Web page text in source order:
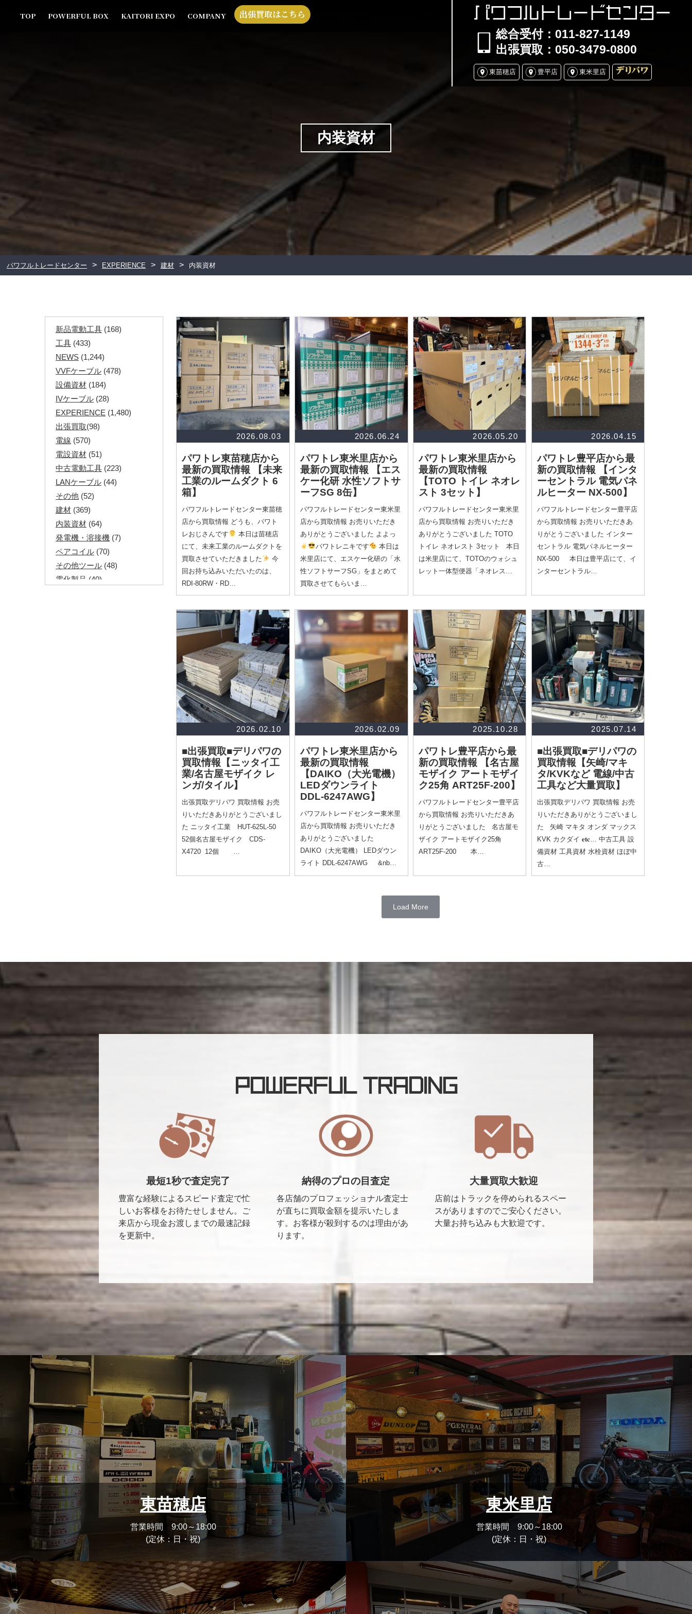
パワフルトレードセンター
総合受付：011-827-1149
出張買取：050-3479-0800
東苗穂店 豊平店 東米里店
TOP POWERFUL BOX KAITORI EXPO COMPANY 出張買取はこちら
内装資材
パワフルトレードセンター > EXPERIENCE > 建材 > 内装資材
新品電動工具 (168)
工具 (433)
NEWS (1,244)
VVFケーブル (478)
設備資材 (184)
IVケーブル (28)
EXPERIENCE (1,480)
出張買取(98)
電線 (570)
電設資材 (51)
中古電動工具 (223)
LANケーブル (44)
その他 (52)
建材 (369)
内装資材 (64)
発電機・溶接機 (7)
ペアコイル (70)
その他ツール (48)
電化製品 (40)
2026.08.03
パワトレ東苗穂店から
最新の買取情報
【未来
工業のルームダクト 6
箱】
パワフルトレードセンター東苗穂
店から買取情報 どうも、パワト
レおじさんです
本日は苗穂店
にて、未来工業のルームダクトを
買取させていただきました
今
回お持ち込みいただいたのは、
RDI-80RW・RD…
2026.06.24
パワトレ東米里店から
最新の買取情報
【エス
ケー化研 水性ソフトサ
ーフSG 8缶】
パワフルトレードセンター東米里
店から買取情報 お売りいただき
ありがとうございました よよっ
パワトレニキです
本日は
米里店にて、エスケー化研の「水
性ソフトサーフSG」をまとめて
買取させてもらいま…
2026.05.20
パワトレ東米里店から
最新の買取情報
【TOTO トイレ ネオレ
スト 3セット】
パワフルトレードセンター東米里
店から買取情報 お売りいただき
ありがとうございました TOTO
トイレ ネオレスト 3セット 本日
は米里店にて、TOTOのウォシュ
レット一体型便器「ネオレス…
2026.04.15
パワトレ豊平店から最
新の買取情報
【インタ
ーセントラル 電気パネ
ルヒーター NX-500】
パワフルトレードセンター豊平店
から買取情報 お売りいただきあ
りがとうございました インター
セントラル 電気パネルヒーター
NX-500 本日は豊平店にて、イ
ンターセントラル…
2026.02.10
■出張買取■デリパワの
買取情報 【ニッタイ工
業/名古屋モザイク レ
ンガ/タイル】
出張買取デリパワ 買取情報 お売
りいただきありがとうございまし
た ニッタイ工業 HUT-625L-50
52個名古屋モザイク CDS-
X4720 12個 …
2026.02.09
パワトレ東米里店から
最新の買取情報
【DAIKO（大光電機）
LEDダウンライト
DDL-6247AWG】
パワフルトレードセンター東米里
店から買取情報 お売りいただき
ありがとうございました
DAIKO（大光電機） LEDダウン
ライト DDL-6247AWG &nb…
2025.10.28
パワトレ豊平店から最
新の買取情報
【名古屋
モザイク アートモザイ
ク25角 ART25F-200】
パワフルトレードセンター豊平店
から買取情報 お売りいただきあ
りがとうございました 名古屋モ
ザイク アートモザイク25角
ART25F-200 本…
2025.07.14
■出張買取■デリパワの
買取情報 【矢崎/マキ
タ/KVKなど 電線/中古
工具など大量買取】
出張買取デリパワ 買取情報 お売
りいただきありがとうございまし
た 矢崎 マキタ オンダ マックス
KVK カクダイ 𝐞𝐭𝐜… 中古工具 設
備資材 工具資材 水栓資材 ほぼ中
古…
Load More
POWERFUL TRADING
最短1秒で査定完了
豊富な経験によるスピード査定で忙
しいお客様をお待たせしません。ご
来店から現金お渡しまでの最速記録
を更新中。
納得のプロの目査定
各店舗のプロフェッショナル査定士
が直ちに買取金額を提示いたしま
す。お客様が殺到するのは理由があ
ります。
大量買取大歓迎
店前はトラックを停められるスペー
スがありますのでご安心ください。
大量お持ち込みも大歓迎です。
東苗穂店
営業時間 9:00～18:00
(定休：日・祝)
東米里店
営業時間 9:00～18:00
(定休：日・祝)